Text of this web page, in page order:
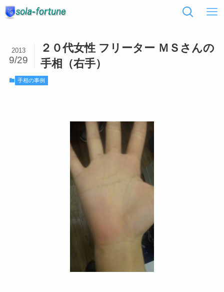
２０代女性 フリーター ＭＳさんの
手相（右手）
2013
9/29
手相の事例